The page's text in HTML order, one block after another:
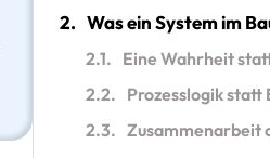
2. Was ein System im
2.1. Eine Wahrheit
2.2. Prozesslogik statt
2.3. Zusammenarbeit